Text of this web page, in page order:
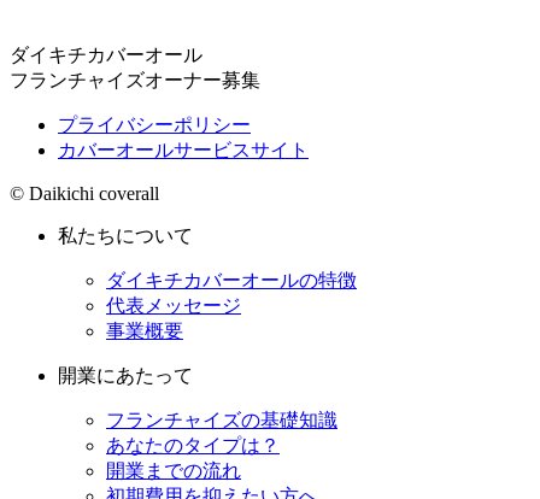
ダイキチカバーオール
フランチャイズオーナー募集
プライバシーポリシー
カバーオールサービスサイト
© Daikichi coverall
私たちについて
ダイキチカバーオールの特徴
代表メッセージ
事業概要
開業にあたって
フランチャイズの基礎知識
あなたのタイプは？
開業までの流れ